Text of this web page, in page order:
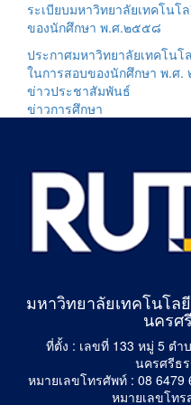
ระเบียบมหาวิทยาลัยเทคโน
ของนักศึกษา พ.ศ.๒๕๕๘
ประกาศมหาวิทยาลัยเทคโน
ในการสอบของนักศึกษา พ.ศ
ข่าวประชาสัมพันธ์
ข่าวการศึกษา
มหาวิทยาลัยเทคโนโล
นครศ
ที่ตั้ง : เลขที่ 133 หมู่ 5 ตำ
นครศรีธ
หมายเลขโทรศัพท์ : 08 6479
หมายเลขโทร